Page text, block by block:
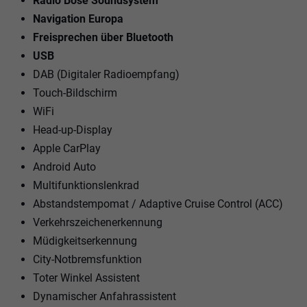
Navigation Europa
Freisprechen über Bluetooth
USB
DAB (Digitaler Radioempfang)
Touch-Bildschirm
WiFi
Head-up-Display
Apple CarPlay
Android Auto
Multifunktionslenkrad
Abstandstempomat / Adaptive Cruise Control (ACC)
Verkehrszeichenerkennung
Müdigkeitserkennung
City-Notbremsfunktion
Toter Winkel Assistent
Dynamischer Anfahrassistent